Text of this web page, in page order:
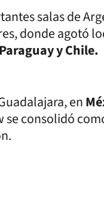
salas de
donde agotó
y Chile.
en
se consolidó